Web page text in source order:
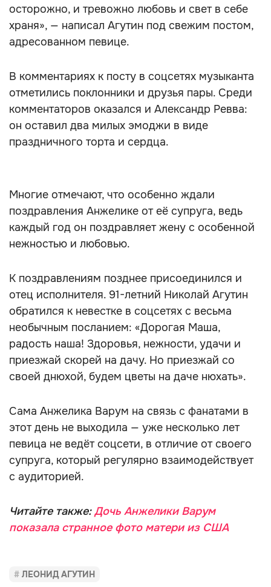
осторожно, и тревожно любовь и свет в себе
храня», — написал Агутин под свежим постом,
адресованном певице.
В комментариях к посту в соцсетях музыканта
отметились поклонники и друзья пары. Среди
комментаторов оказался и Александр Ревва:
он оставил два милых эмоджи в виде
праздничного торта и сердца.
Многие отмечают, что особенно ждали
поздравления Анжелике от её супруга, ведь
каждый год он поздравляет жену с особенной
нежностью и любовью.
К поздравлениям позднее присоединился и
отец исполнителя. 91-летний Николай Агутин
обратился к невестке в соцсетях с весьма
необычным посланием: «Дорогая Маша,
радость наша! Здоровья, нежности, удачи и
приезжай скорей на дачу. Но приезжай со
своей днюхой, будем цветы на даче нюхать».
Сама Анжелика Варум на связь с фанатами в
этот день не выходила — уже несколько лет
певица не ведёт соцсети, в отличие от своего
супруга, который регулярно взаимодействует
с аудиторией.
Читайте также:Дочь Анжелики Варум
показала странное фото матери из США
ЛЕОНИД АГУТИН